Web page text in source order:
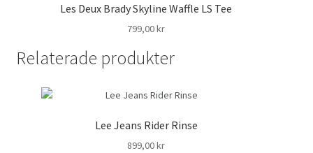
Les Deux Brady Skyline Waffle LS Tee
799,00kr
Relaterade produkter
Lee Jeans Rider Rinse
899,00kr